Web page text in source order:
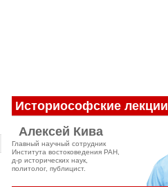
Историософские лекции
Алексей Кива
Главный научный сотрудник
Института востоковедения РАН,
д-р исторических наук,
политолог, публицист.